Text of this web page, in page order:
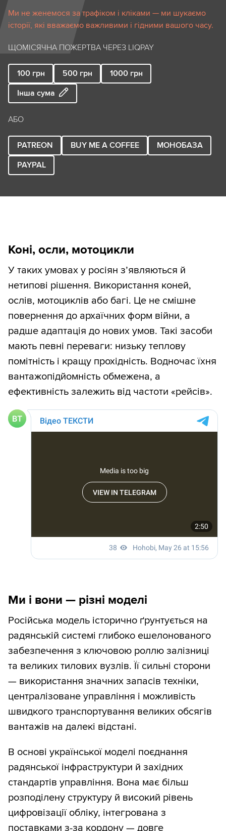
Ми не женемося за трафіком і кліками — ми шукаємо
історії, які вважаємо важливими і гідними вашого часу.
ЩОМІСЯЧНА ПОЖЕРТВА ЧЕРЕЗ LIQPAY
100 грн 500 грн 1000 грн
Інша сума
АБО
PATREON BUY ME A COFFEE
МОНОБАЗА
PAYPAL
Коні, осли, мотоцикли
У таких умовах у росіян з’являються й
нетипові рішення. Використання коней,
ослів, мотоциклів або багі. Це не смішне
повернення до архаїчних форм війни, а
радше адаптація до нових умов. Такі засоби
мають певні переваги: низьку теплову
помітність і кращу прохідність. Водночас їхня
вантажопідйомність обмежена, а
ефективність залежить від частоти «рейсів».
Ми і вони — різні моделі
Російська модель історично ґрунтується на
радянській системі глибоко ешелонованого
забезпечення з ключовою роллю залізниці
та великих тилових вузлів. Її сильні сторони
— використання значних запасів техніки,
централізоване управління і можливість
швидкого транспортування великих обсягів
вантажів на далекі відстані.
В основі української моделі поєднання
радянської інфраструктури й західних
стандартів управління. Вона має більш
розподілену структуру й високий рівень
цифровізації обліку, інтегрована з
поставками з-за кордону — довге